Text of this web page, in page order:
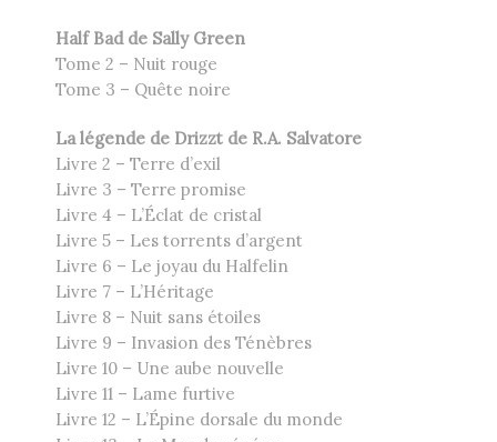
Half Bad de Sally Green
Tome 2 – Nuit rouge
Tome 3 – Quête noire
La légende de Drizzt de R.A. Salvatore
Livre 2 – Terre d’exil
Livre 3 – Terre promise
Livre 4 – L’Éclat de cristal
Livre 5 – Les torrents d’argent
Livre 6 – Le joyau du Halfelin
Livre 7 – L’Héritage
Livre 8 – Nuit sans étoiles
Livre 9 – Invasion des Ténèbres
Livre 10 – Une aube nouvelle
Livre 11 – Lame furtive
Livre 12 – L’Épine dorsale du monde